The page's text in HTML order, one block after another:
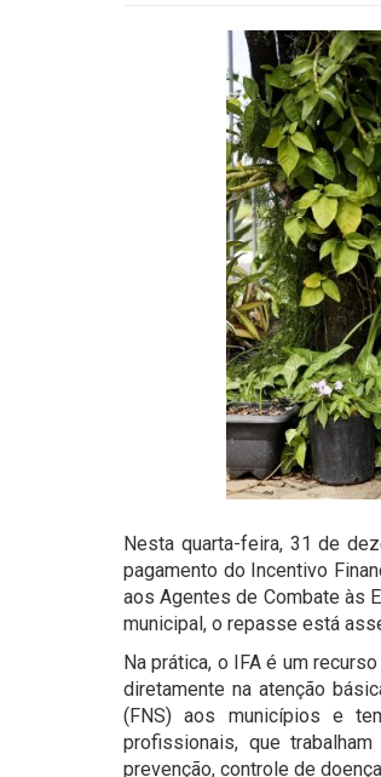
Nesta quarta-feira, 31 de
pagamento do Incentivo
aos Agentes de Combate às
municipal, o repasse está
Na prática, o IFA é um
diretamente na atenção
(FNS) aos municípios e
profissionais, que
prevenção, controle de